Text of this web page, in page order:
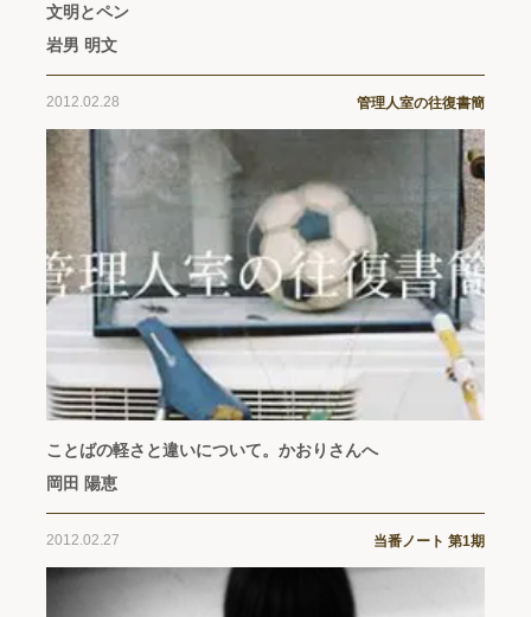
文明とペン
岩男 明文
2012.02.28 管理人室の往復書簡
ことばの軽さと違いについて。かおりさんへ
岡田 陽恵
2012.02.27 当番ノート 第1期